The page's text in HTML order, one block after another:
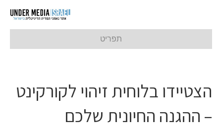
תפריט
הצטיידו בלוחית זיהוי לקורקינט
– ההגנה החיונית שלכם